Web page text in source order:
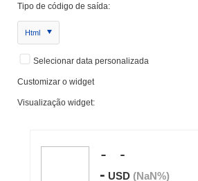
Tipo de código de saída:
Html
Selecionar data personalizada
Customizar o widget
Visualização widget: